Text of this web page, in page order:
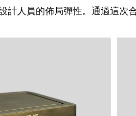
計人員的佈局彈性。通過這次